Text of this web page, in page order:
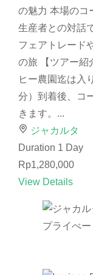
の魅力 本場のコ
生産者との対話
フェアトレード
の旅 【ツアー
ヒー農園迄は入
分）到着後、コ
きます。...
ジャカルタ
Duration 1 Day
Rp1,280,000
View Details